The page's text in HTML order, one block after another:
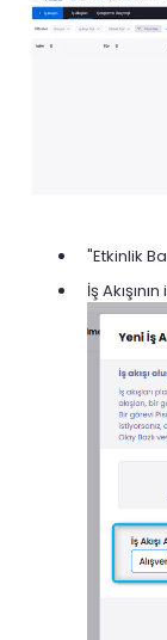
"Etkinlik
İş